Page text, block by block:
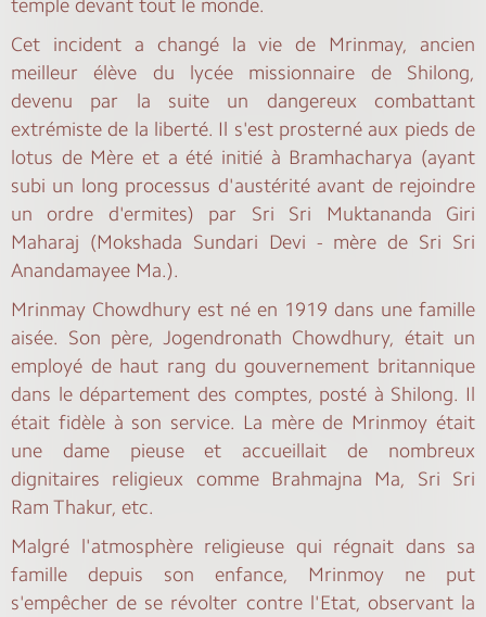
temple devant tout le monde.
Cet incident a changé la vie de Mrinmay, ancien
meilleur élève du lycée missionnaire de Shilong,
devenu par la suite un dangereux combattant
extrémiste de la liberté. Il s'est prosterné aux pieds de
lotus de Mère et a été initié à Bramhacharya (ayant
subi un long processus d'austérité avant de rejoindre
un ordre d'ermites) par Sri Sri Muktananda Giri
Maharaj (Mokshada Sundari Devi - mère de Sri Sri
Anandamayee Ma.).
Mrinmay Chowdhury est né en 1919 dans une famille
aisée. Son père, Jogendronath Chowdhury, était un
employé de haut rang du gouvernement britannique
dans le département des comptes, posté à Shilong. Il
était fidèle à son service. La mère de Mrinmoy était
une dame pieuse et accueillait de nombreux
dignitaires religieux comme Brahmajna Ma, Sri Sri
Ram Thakur, etc.
Malgré l'atmosphère religieuse qui régnait dans sa
famille depuis son enfance, Mrinmoy ne put
s'empêcher de se révolter contre l'Etat, observant la